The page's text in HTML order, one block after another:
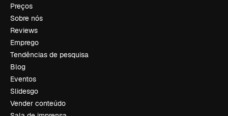
Preços
Sobre nós
Reviews
Emprego
Tendências de pesquisa
Blog
Eventos
Slidesgo
Vender conteúdo